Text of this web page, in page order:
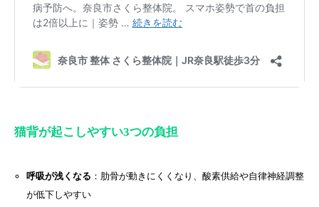
猫背が起こしやすい3つの負担
呼吸が浅くなる ：肋骨が動きにくくなり、酸素供給や自律神経調整
が低下しやすい